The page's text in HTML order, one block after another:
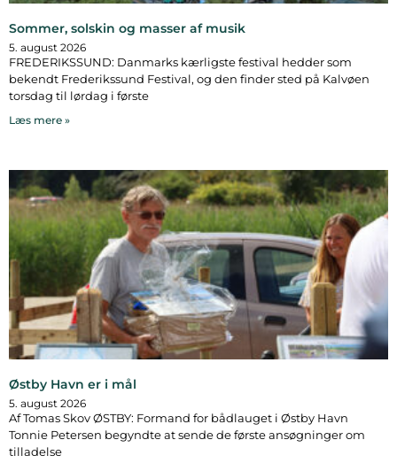
Sommer, solskin og masser af musik
5. august 2026
FREDERIKSSUND: Danmarks kærligste festival hedder som
bekendt Frederikssund Festival, og den finder sted på Kalvøen
torsdag til lørdag i første
Læs mere »
Østby Havn er i mål
5. august 2026
Af Tomas Skov ØSTBY: Formand for bådlauget i Østby Havn
Tonnie Petersen begyndte at sende de første ansøgninger om
tilladelse